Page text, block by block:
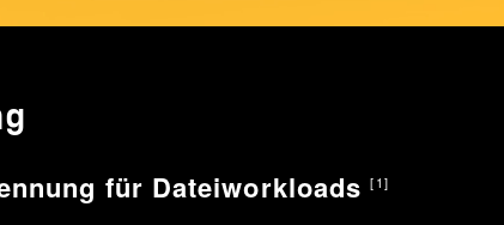
für Dateiworkloads [1]